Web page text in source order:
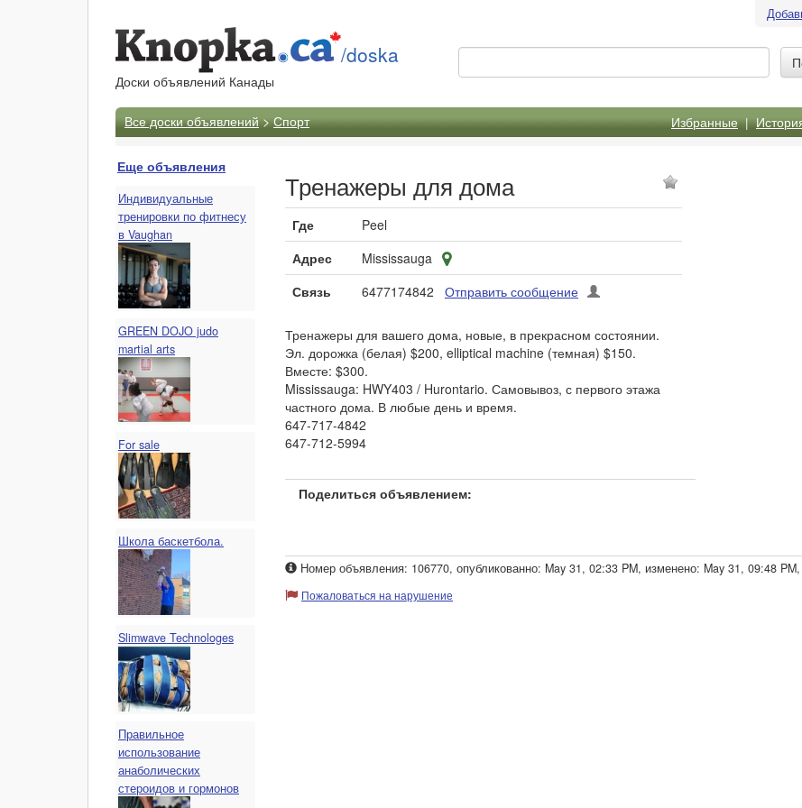
/doska
Доски объявлений Канады
Все доски объявлений>Спорт Избранные|
Еще объявления
Индивидуальные
тренировки по фитнесу
в Vaughan
GREEN DOJO judo
martial arts
For sale
Школа баскетбола.
Slimwave Technologes
Правильное
использование
анаболических
стероидов и гормонов
Тренажеры для дома
Где
Peel
Адрес
Mississauga
Связь
6477174842 Отправить сообщение
Тренажеры для вашего дома, новые, в прекрасном состоянии.
Эл. дорожка (белая) $200, elliptical machine (темная) $150.
Вместе: $300.
Mississauga: HWY403 / Hurontario. Самовывоз, с первого этажа
частного дома. В любые день и время.
647-717-4842
647-712-5994
Поделиться объявлением:
Номер объявления: 106770, опубликованно: May 31, 02:33 PM, изменено: May 31, 09:48
Пожаловаться на нарушение